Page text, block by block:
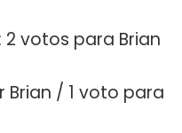
: 2 votos para Brian
Brian / 1 voto para